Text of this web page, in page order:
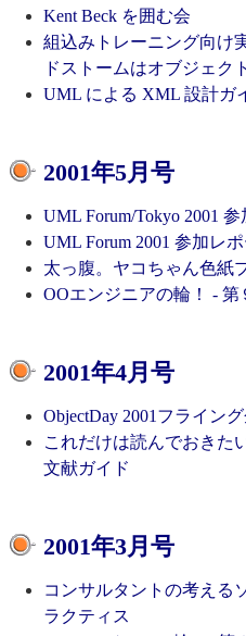
Kent Beck を囲む会
組込みトレーニング向け
ドストームはオブジェク
UML による XML 設計ガ
2001年5月号
UML Forum/Tokyo 2001
UML Forum 2001 参加レポ
太っ腹。ヤコちゃん色紙
OOエンジニアの輪！ -
2001年4月号
ObjectDay 2001フライング
これだけは読んでおきた
文献ガイド
2001年3月号
コンサルタントの考える
ラクティス